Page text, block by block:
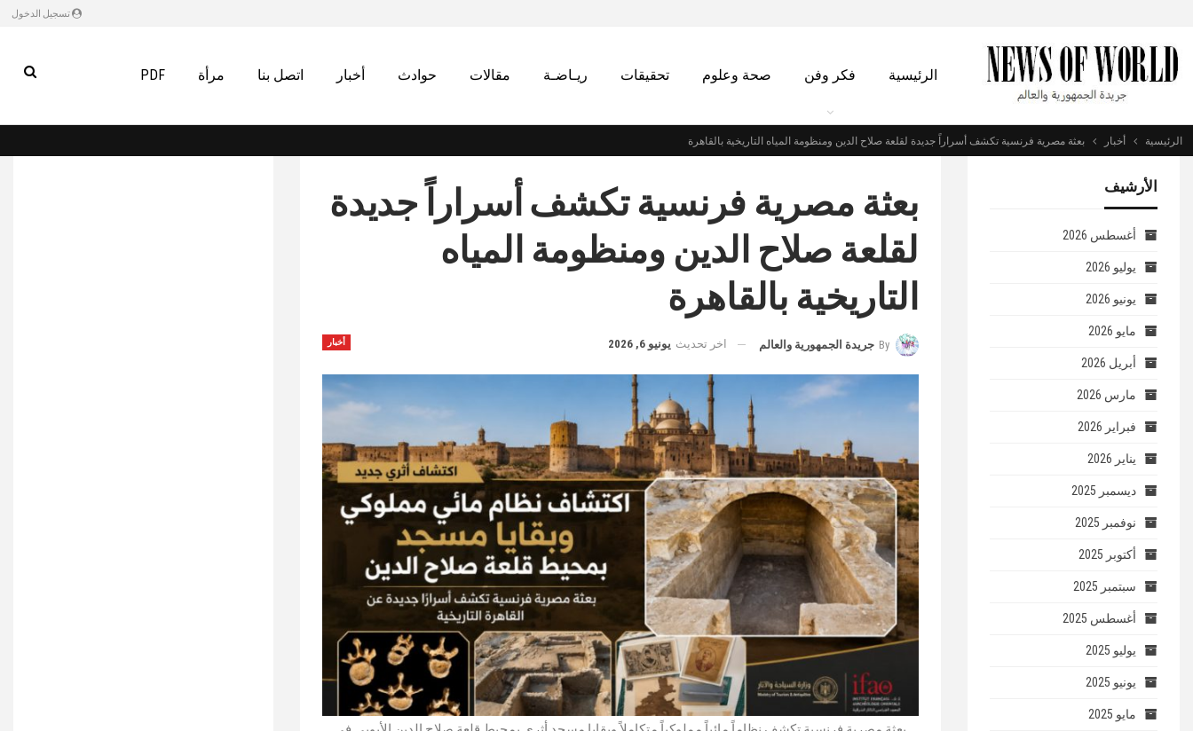
تسجيل الدخول
الرئيسية فكر وفن صحة وعلوم تحقيقات ريـاضـة مقالات حوادث أخبار اتصل بنا مرأة PDF
الرئيسية أخبار بعثة مصرية فرنسية تكشف أسراراً جديدة لقلعة صلاح الدين ومنظومة المياه التاريخية بالقاهرة
بعثة مصرية فرنسية تكشف أسراراً جديدة
لقلعة صلاح الدين ومنظومة المياه
التاريخية بالقاهرة
أخبار By جريدة الجمهورية والعالم اخر تحديث يونيو 6, 2026
الأرشيف
أغسطس 2026
يوليو 2026
يونيو 2026
مايو 2026
أبريل 2026
مارس 2026
فبراير 2026
يناير 2026
ديسمبر 2025
نوفمبر 2025
أكتوبر 2025
سبتمبر 2025
أغسطس 2025
يوليو 2025
يونيو 2025
مايو 2025